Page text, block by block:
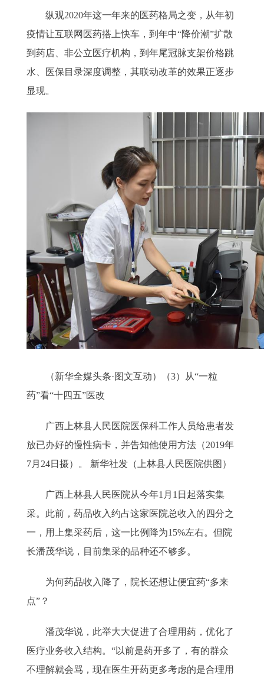
纵观2020年这一年来的医药格局之变，从年初
疫情让互联网医药搭上快车，到年中“降价潮”扩散
到药店、非公立医疗机构，到年尾冠脉支架价格跳
水、医保目录深度调整，其联动改革的效果正逐步
显现。
（新华全媒头条·图文互动）（3）从“一粒
药”看“十四五”医改
广西上林县人民医院医保科工作人员给患者发
放已办好的慢性病卡，并告知他使用方法（2019年
7月24日摄）。 新华社发（上林县人民医院供图）
广西上林县人民医院从今年1月1日起落实集
采。此前，药品收入约占这家医院总收入的四分之
一，用上集采药后，这一比例降为15%左右。但院
长潘茂华说，目前集采的品种还不够多。
为何药品收入降了，院长还想让便宜药“多来
点”？
潘茂华说，此举大大促进了合理用药，优化了
医疗业务收入结构。“以前是药开多了，有的群众
不理解就会骂，现在医生开药更多考虑的是合理用